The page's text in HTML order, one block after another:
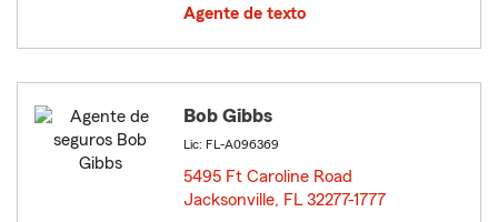
Agente de texto
Bob Gibbs
Lic: FL-A096369
5495 Ft Caroline Road
Jacksonville, FL 32277-1777